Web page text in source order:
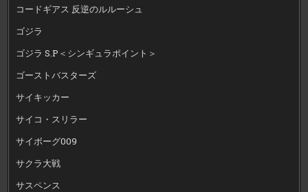
コードギアス 反逆のルルーシュ
ゴジラ
ゴジラ S.P＜シンギュラポイント＞
ゴーストバスターズ
サイキッカー
サイコ・スリラー
サイボーグ009
サクラ大戦
サスペンス